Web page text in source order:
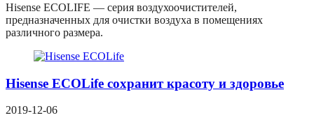
Hisense ECOLIFE — серия воздухоочистителей,
предназначенных для очистки воздуха в помещениях
различного размера.
Hisense ECOLife сохранит красоту и здоровье
2019-12-06